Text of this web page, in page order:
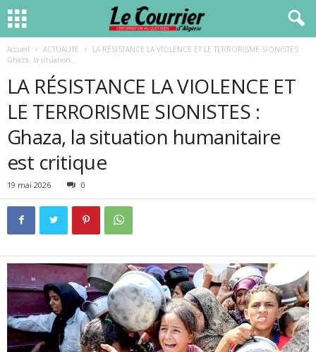
Accueil ACTUALITÉ
LA RÉSISTANCE LA VIOLENCE ET LE TERRORISME SIONISTES :
Ghaza, la situation...
LA RÉSISTANCE LA VIOLENCE ET
LE TERRORISME SIONISTES :
Ghaza, la situation humanitaire
est critique
19 mai 2026 0